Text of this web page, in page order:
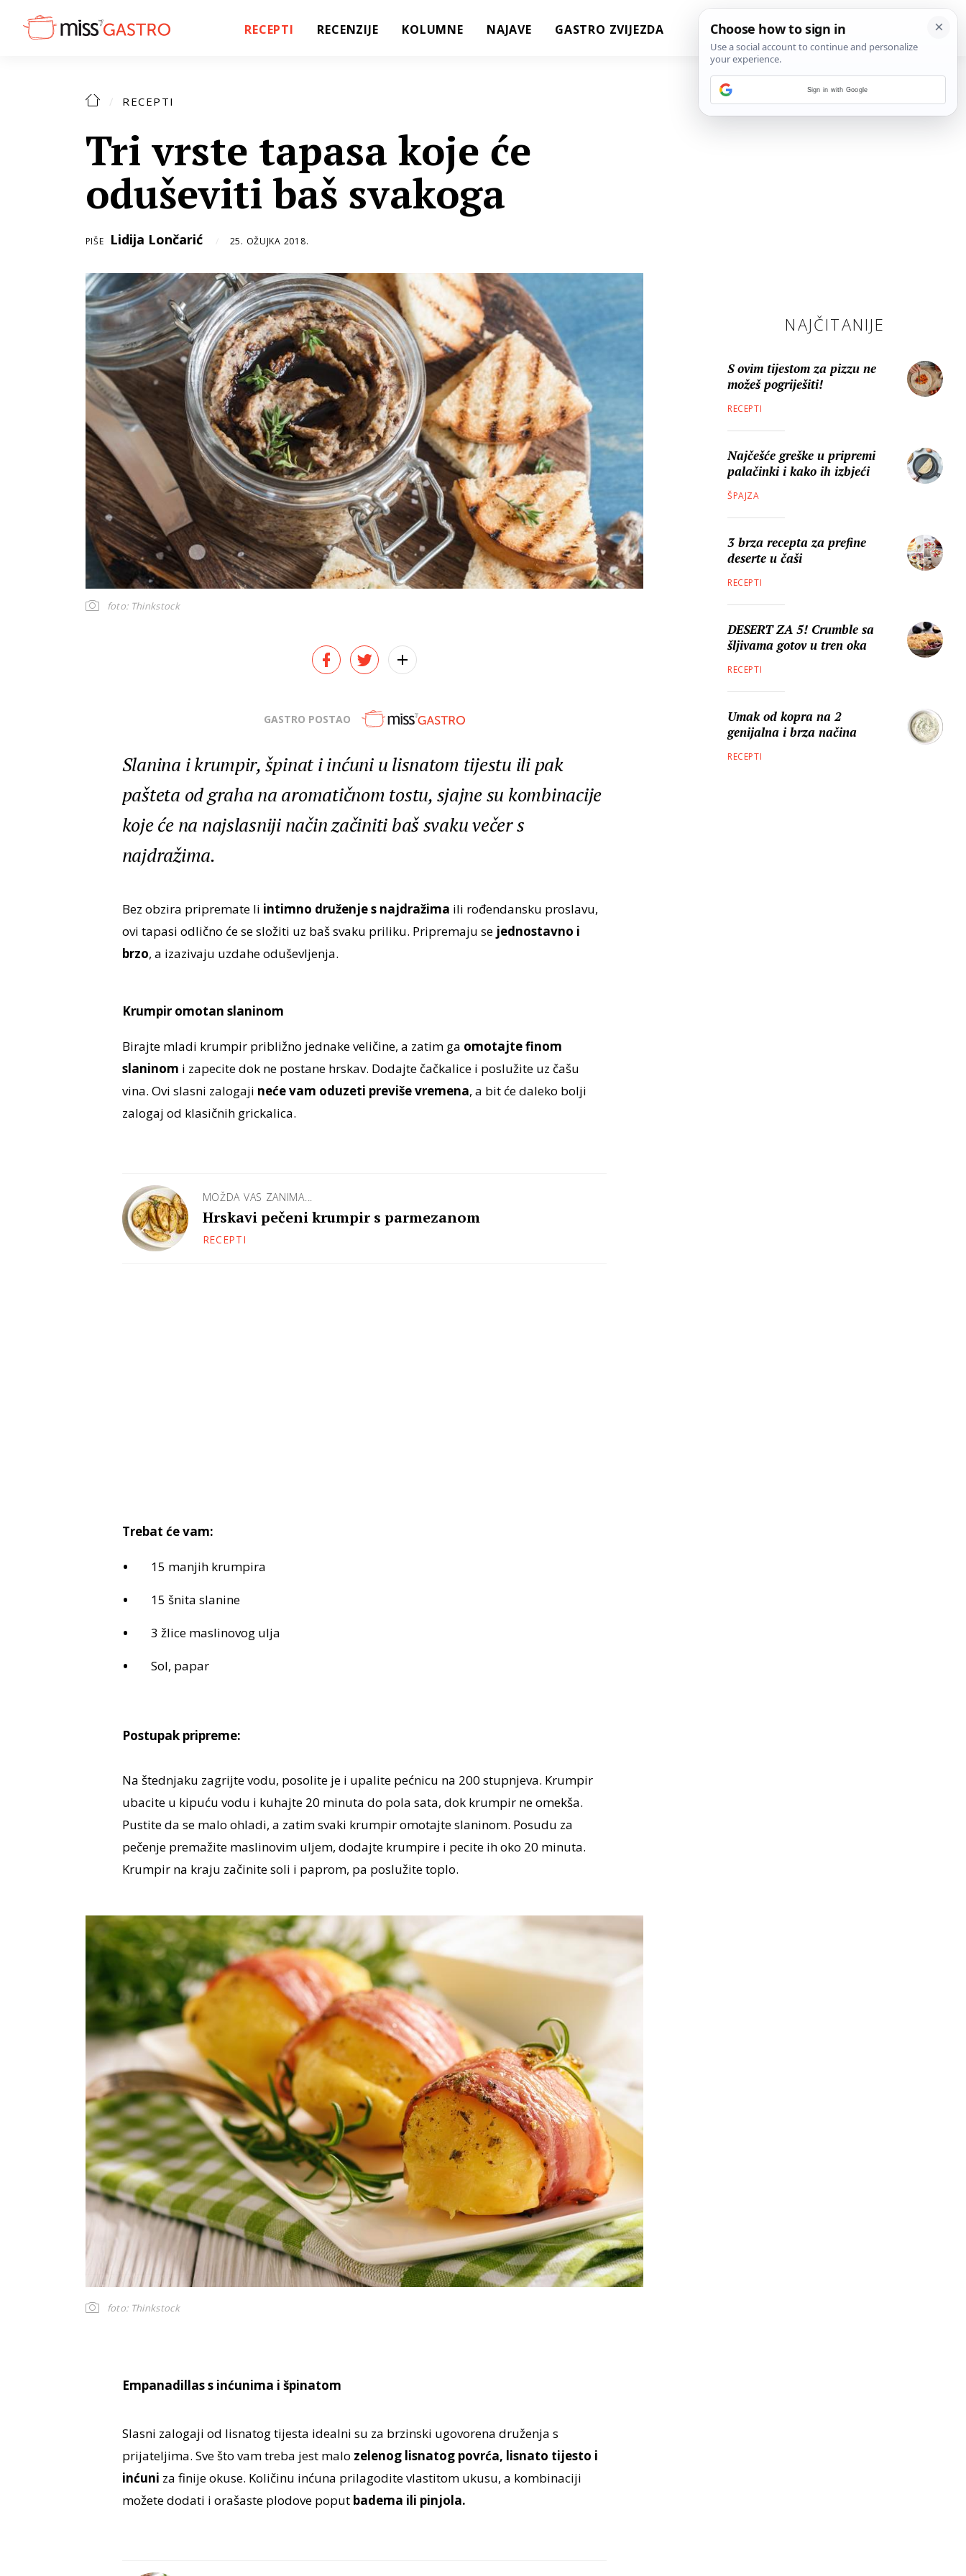
RECEPTI RECENZIJE KOLUMNE NAJAVE GASTRO ZVIJEZDA
RECEPTI
Tri vrste tapasa koje će
oduševiti baš svakoga
PIŠE Lidija Lončarić 25. OŽUJKA 2018.
foto: Thinkstock
GASTRO POSTAO
Slanina i krumpir, špinat i inćuni u lisnatom tijestu ili pak
pašteta od graha na aromatičnom tostu, sjajne su kombinacije
koje će na najslasniji način začiniti baš svaku večer s
najdražima.
Bez obzira pripremate li intimno druženje s najdražima ili rođendansku proslavu,
ovi tapasi odlično će se složiti uz baš svaku priliku. Pripremaju se jednostavno i
brzo, a izazivaju uzdahe oduševljenja.
Krumpir omotan slaninom
Birajte mladi krumpir približno jednake veličine, a zatim ga omotajte finom
slaninom i zapecite dok ne postane hrskav. Dodajte čačkalice i poslužite uz čašu
vina. Ovi slasni zalogaji neće vam oduzeti previše vremena, a bit će daleko bolji
zalogaj od klasičnih grickalica.
MOŽDA VAS ZANIMA...
Hrskavi pečeni krumpir s parmezanom
RECEPTI
Trebat će vam:
15 manjih krumpira
15 šnita slanine
3 žlice maslinovog ulja
Sol, papar
Postupak pripreme:
Na štednjaku zagrijte vodu, posolite je i upalite pećnicu na 200 stupnjeva. Krumpir
ubacite u kipuću vodu i kuhajte 20 minuta do pola sata, dok krumpir ne omekša.
Pustite da se malo ohladi, a zatim svaki krumpir omotajte slaninom. Posudu za
pečenje premažite maslinovim uljem, dodajte krumpire i pecite ih oko 20 minuta.
Krumpir na kraju začinite soli i paprom, pa poslužite toplo.
foto: Thinkstock
Empanadillas s inćunima i špinatom
Slasni zalogaji od lisnatog tijesta idealni su za brzinski ugovorena druženja s
prijateljima. Sve što vam treba jest malo zelenog lisnatog povrća, lisnato tijesto i
inćuni za finije okuse. Količinu inćuna prilagodite vlastitom ukusu, a kombinaciji
možete dodati i orašaste plodove poputbadema ili pinjola.
NAJČITANIJE
S ovim tijestom za pizzu ne
možeš pogriješiti!
RECEPTI
Najčešće greške u pripremi
palačinki i kako ih izbjeći
ŠPAJZA
3 brza recepta za prefine
deserte u čaši
RECEPTI
DESERT ZA 5! Crumble sa
šljivama gotov u tren oka
RECEPTI
Umak od kopra na 2
genijalna i brza načina
RECEPTI
Sign in with Google